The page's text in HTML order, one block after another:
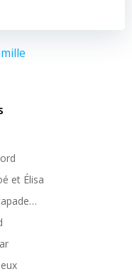
et Élisa